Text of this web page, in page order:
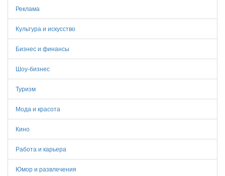
Реклама
Культура и искусство
Бизнес и финансы
Шоу-бизнес
Туризм
Мода и красота
Кино
Работа и карьера
Юмор и развлечения